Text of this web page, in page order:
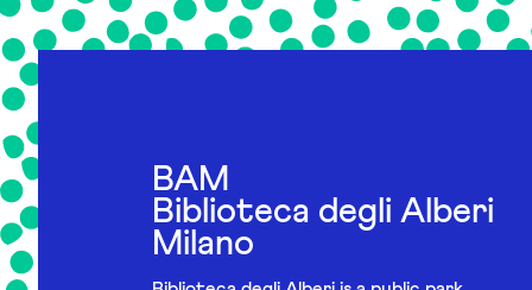
BAM
Biblioteca degli Alberi
Milano